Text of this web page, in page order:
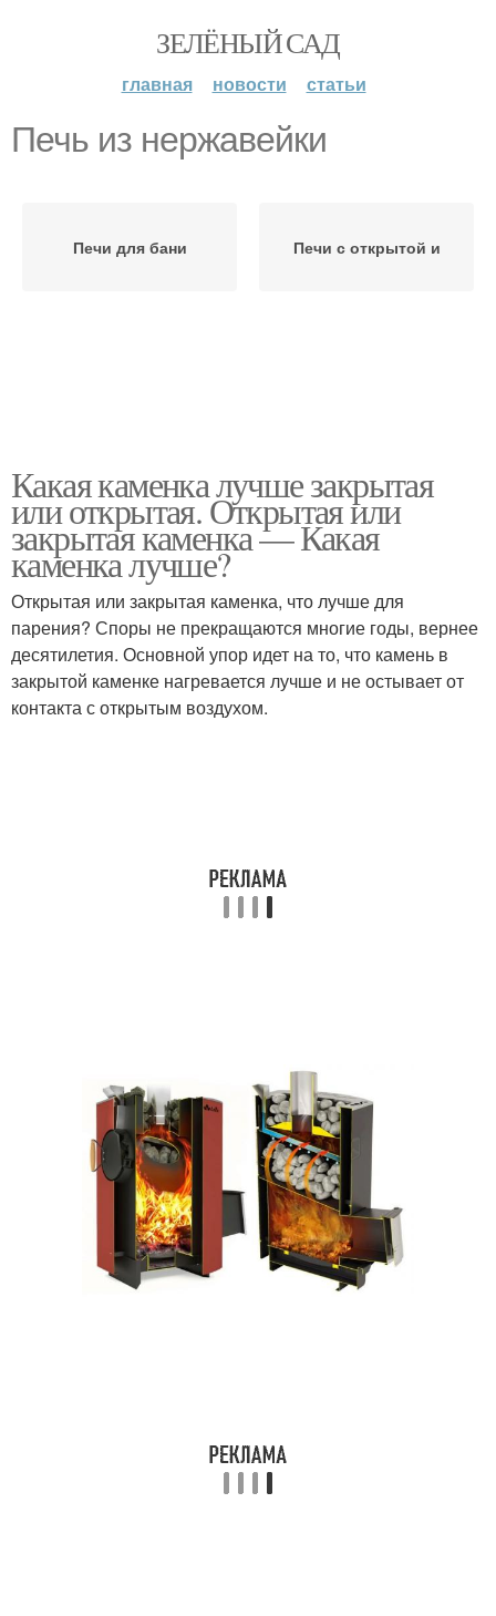
ЗЕЛЁНЫЙ САД
главная новости статьи
Печь из нержавейки
Печи для бани Печи с открытой и
Какая каменка лучше закрытая
или открытая. Открытая или
закрытая каменка — Какая
каменка лучше?
Открытая или закрытая каменка, что лучше для
парения? Споры не прекращаются многие годы, вернее
десятилетия. Основной упор идет на то, что камень в
закрытой каменке нагревается лучше и не остывает от
контакта с открытым воздухом.